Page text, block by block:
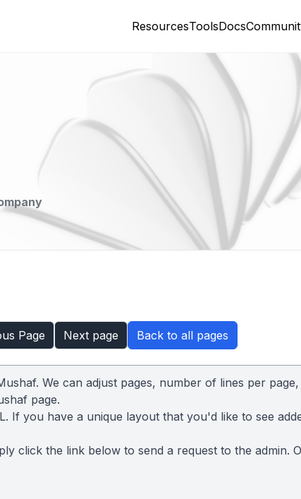
ResourcesToolsDocs
Page Next page Back to all pages
We can adjust pages, number of lines per
page.
If you have a unique layout that you'd like to see
click the link below to send a request to the admin.